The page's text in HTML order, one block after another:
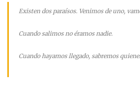
Existen dos paraísos. Venimos de uno,
Cuando salimos no éramos nadie.
Cuando hayamos llegado, sabremos